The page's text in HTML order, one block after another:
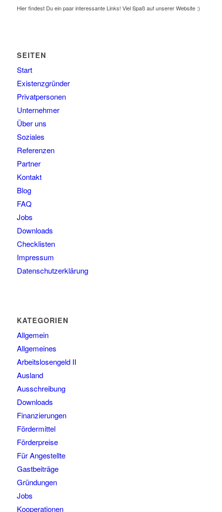
Hier findest Du ein paar interessante Links! Viel Spaß auf unserer Website :)
SEITEN
Start
Existenzgründer
Privatpersonen
Unternehmer
Über uns
Soziales
Referenzen
Partner
Kontakt
Blog
FAQ
Jobs
Downloads
Checklisten
Impressum
Datenschutzerklärung
KATEGORIEN
Allgemein
Allgemeines
Arbeitslosengeld II
Ausland
Ausschreibung
Downloads
Finanzierungen
Fördermittel
Förderpreise
Für Angestellte
Gastbeiträge
Gründungen
Jobs
Kooperationen